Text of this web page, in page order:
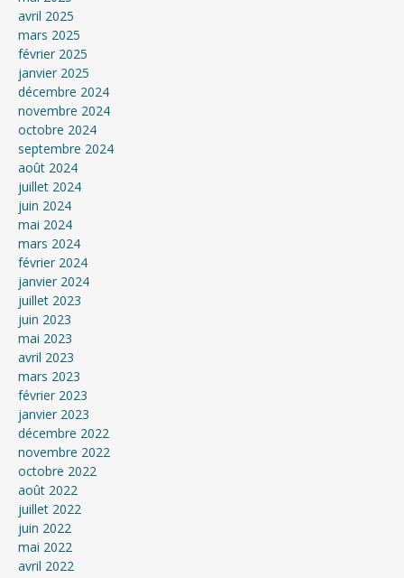
avril 2025
mars 2025
février 2025
janvier 2025
décembre 2024
novembre 2024
octobre 2024
septembre 2024
août 2024
juillet 2024
juin 2024
mai 2024
mars 2024
février 2024
janvier 2024
juillet 2023
juin 2023
mai 2023
avril 2023
mars 2023
février 2023
janvier 2023
décembre 2022
novembre 2022
octobre 2022
août 2022
juillet 2022
juin 2022
mai 2022
avril 2022